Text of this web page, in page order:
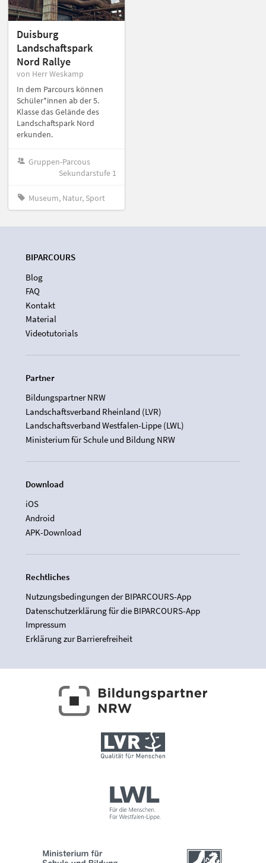
Duisburg
Landschaftspark
Nord Rallye
von Herr Weskamp
In dem Parcours können
Schüler*innen ab der 5.
Klasse das Gelände des
Landschaftspark Nord
erkunden.
Gruppen-Parcous
Sekundarstufe 1
Museum, Natur, Sport
BIPARCOURS
Blog
FAQ
Kontakt
Material
Videotutorials
Partner
Bildungspartner NRW
Landschaftsverband Rheinland (LVR)
Landschaftsverband Westfalen-Lippe (LWL)
Ministerium für Schule und Bildung NRW
Download
iOS
Android
APK-Download
Rechtliches
Nutzungsbedingungen der BIPARCOURS-App
Datenschutzerklärung für die BIPARCOURS-App
Impressum
Erklärung zur Barrierefreiheit